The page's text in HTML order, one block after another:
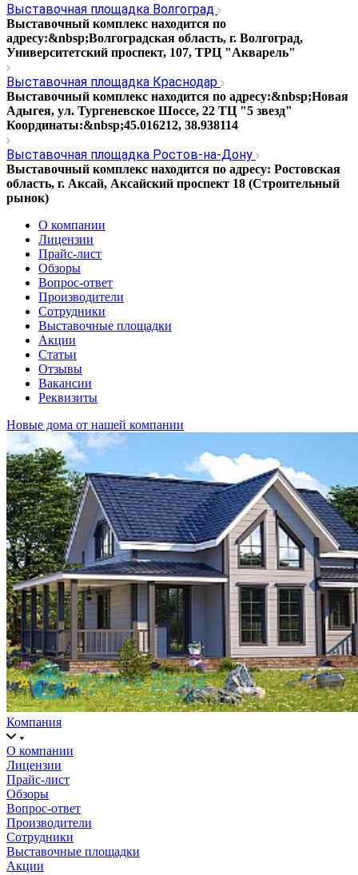
Выставочная площадка Волгоград
Выставочный комплекс находится по
адресу:&nbsp;Волгоградская область, г. Волгоград,
Университетский проспект, 107, ТРЦ "Акварель"
Выставочная площадка Краснодар
Выставочный комплекс находится по адресу:&nbsp;Новая
Адыгея, ул. Тургеневское Шоссе, 22 ТЦ "5 звезд"
Координаты:&nbsp;45.016212, 38.938114
Выставочная площадка Ростов-на-Дону
Выставочный комплекс находится по адресу: Ростовская
область, г. Аксай, Аксайский проспект 18 (Строительный
рынок)
О компании
Лицензии
Прайс-лист
Обзоры
Вопрос-ответ
Производители
Сотрудники
Выставочные площадки
Акции
Статьи
Отзывы
Вакансии
Реквизиты
Новые дома от нашей компании
Компания
О компании
Лицензии
Прайс-лист
Обзоры
Вопрос-ответ
Производители
Сотрудники
Выставочные площадки
Акции